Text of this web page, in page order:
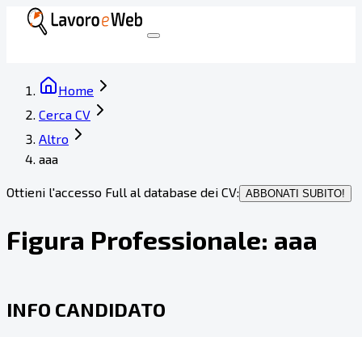
Home
Cerca CV
Altro
aaa
Ottieni l'accesso Full al database dei CV: ABBONATI SUBITO!
Figura Professionale: aaa
INFO CANDIDATO